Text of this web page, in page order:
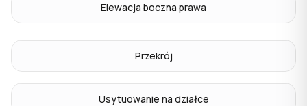
Elewacja boczna prawa
Przekrój
Usytuowanie na działce